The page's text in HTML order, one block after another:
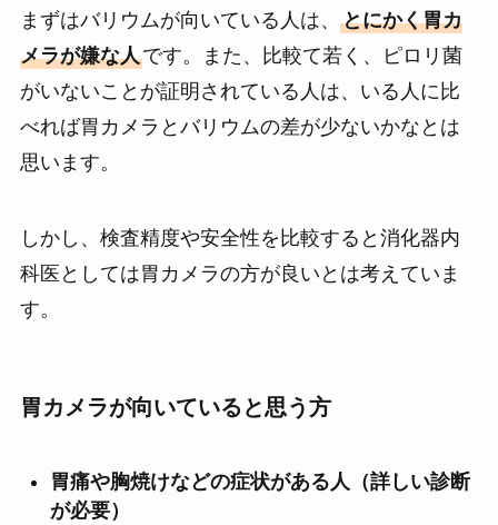
まずはバリウムが向いている人は、 とにかく胃カ
メラが嫌な人です。また、比較て若く、ピロリ菌
がいないことが証明されている人は、いる人に比
べれば胃カメラとバリウムの差が少ないかなとは
思います。
しかし、検査精度や安全性を比較すると消化器内
科医としては胃カメラの方が良いとは考えていま
す。
胃カメラが向いていると思う方
胃痛や胸焼けなどの症状がある人（詳しい診断
が必要）